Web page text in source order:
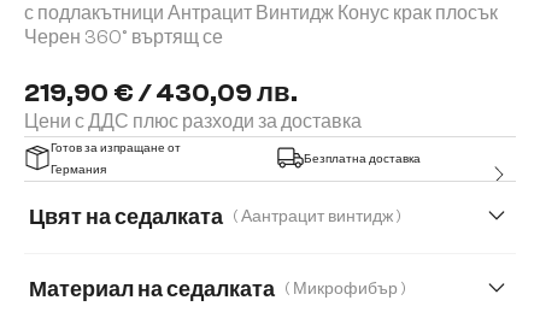
с подлакътници Антрацит Винтидж Конус крак плосък
Черен 360° въртящ се
219,90 € / 430,09 лв.
Цени с ДДС плюс разходи за доставка
Готов за изпращане от
Германия
Безплатна доставка
Цвят на седалката ( Аантрацит винтидж )
Материал на седалката ( Микрофибър )